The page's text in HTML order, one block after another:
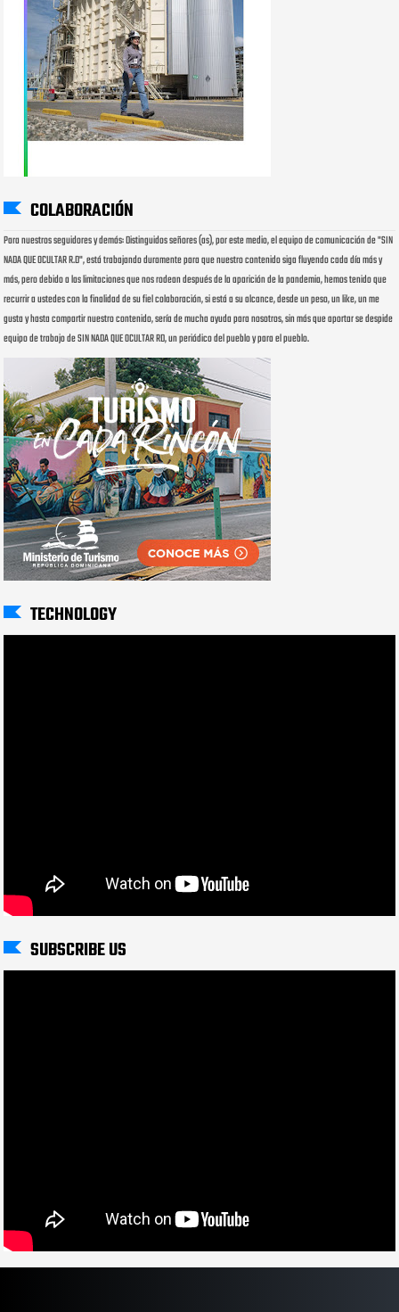
COLABORACIÓN
Para nuestros seguidores y demás: Distinguidos señores (as), por este medio, el equipo de comunicación de "SIN
NADA QUE OCULTAR R.D", está trabajando duramente para que nuestro contenido siga fluyendo cada día más y
más, pero debido a las limitaciones que nos rodean después de la aparición de la pandemia, hemos tenido que
recurrir a ustedes con la finalidad de su fiel colaboración, si está a su alcance, desde un peso, un like, un me
gusta y hasta compartir nuestro contenido, sería de mucha ayuda para nosotros, sin más que aportar se despide
equipo de trabajo de SIN NADA QUE OCULTAR RD, un periódico del pueblo y para el pueblo.
TECHNOLOGY
SUBSCRIBE US